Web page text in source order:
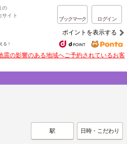
の
サイト
ブックマーク ログイン
ポイントを表示する
る！
震の影響のある地域へご予約されているお客
駅 日時・こだわり